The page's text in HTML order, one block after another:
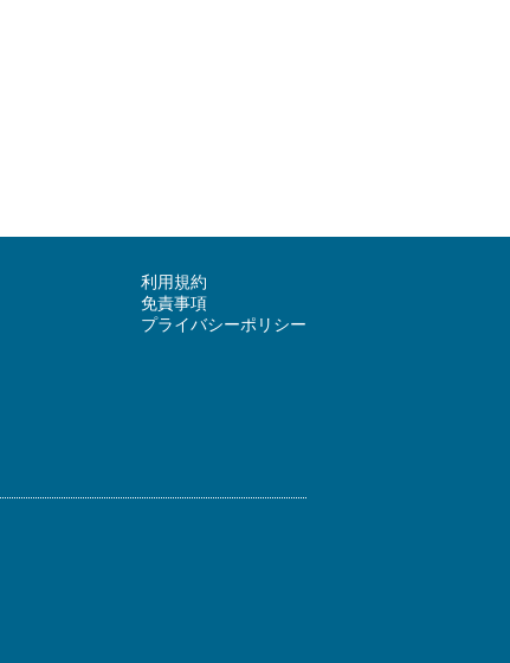
利用規約
免責事項
プライバシーポリシー